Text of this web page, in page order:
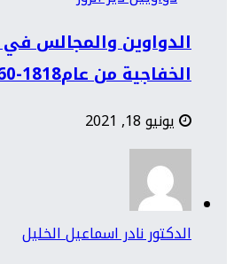
الدواوين والمجالس
الخفاجية من عام1818-1960م
يونيو 18, 2021
الدكتور نادر اسماعيل الخليل